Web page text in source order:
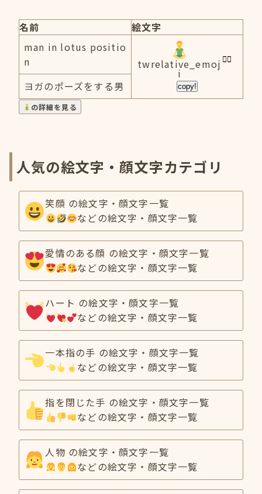
名前
絵文字
man in lotus positio
n
twrelative_emoj
i
copy!
ヨガのポーズをする男
の詳細を見る
人気の絵文字・顔文字カテゴリ
笑顔 の絵文字・顔文字一覧
などの絵文字・顔文字一覧
愛情のある顔 の絵文字・顔文字一覧
などの絵文字・顔文字一覧
ハート の絵文字・顔文字一覧
などの絵文字・顔文字一覧
一本指の手 の絵文字・顔文字一覧
などの絵文字・顔文字一覧
指を閉じた手 の絵文字・顔文字一覧
などの絵文字・顔文字一覧
人物 の絵文字・顔文字一覧
などの絵文字・顔文字一覧